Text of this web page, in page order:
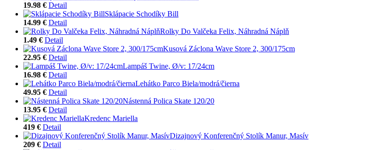
19.98 € Detail
Sklápacie Schodíky Bill
14.99 € Detail
Rolky Do Valčeka Felix, Náhradná Náplň
1.49 € Detail
Kusová Záclona Wave Store 2, 300/175cm
22.95 € Detail
Lampáš Twine, Ø/v: 17/24cm
16.98 € Detail
Lehátko Parco Biela/modrá/čierna
49.95 € Detail
Nástenná Polica Skate 120/20
13.95 € Detail
Kredenc Mariella
419 € Detail
Dizajnový Konferenčný Stolík Manur, Masív
209 € Detail